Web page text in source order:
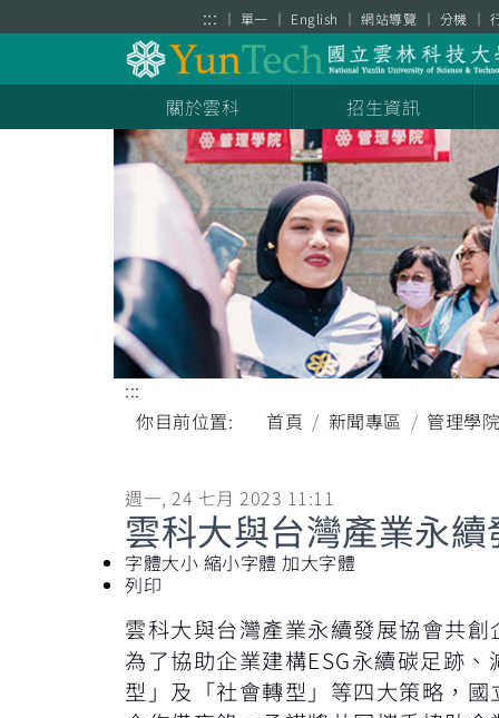
::: 單一 English 網站導覽 分機
關於雲科 招生資訊
:::
你目前位置:
首頁 新聞專區 管理學院
週一, 24 七月 2023 11:11
雲科大與台灣產業永
字體大小 縮小字體 加大字體
列印
雲科大與台灣產業永續發展協會共
為了協助企業建構ESG永續碳足跡
型」及「社會轉型」等四大策略，